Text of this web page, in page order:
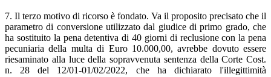
7. Il terzo motivo di ricorso è fondato. Va il proposito precisato che il
parametro di conversione utilizzato dal giudice di primo grado, che
ha sostituito la pena detentiva di 40 giorni di reclusione con la pena
pecuniaria della multa di Euro 10.000,00, avrebbe dovuto essere
riesaminato alla luce della sopravvenuta sentenza della Corte Cost.
n. 28 del 12/01-01/02/2022, che ha dichiarato l'illegittimità